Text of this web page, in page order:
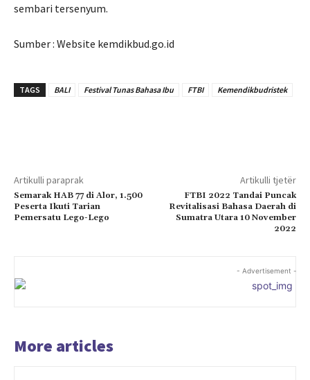
sembari tersenyum.
Sumber : Website kemdikbud.go.id
TAGS BALI Festival Tunas Bahasa Ibu FTBI Kemendikbudristek
Artikulli paraprak
Semarak HAB 77 di Alor, 1.500
Peserta Ikuti Tarian
Pemersatu Lego-Lego
Artikulli tjetër
FTBI 2022 Tandai Puncak
Revitalisasi Bahasa Daerah di
Sumatra Utara 10 November
2022
- Advertisement -
More articles